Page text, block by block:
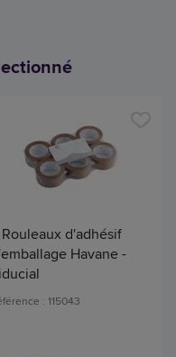
d'adhésif
Havane -
: 115043